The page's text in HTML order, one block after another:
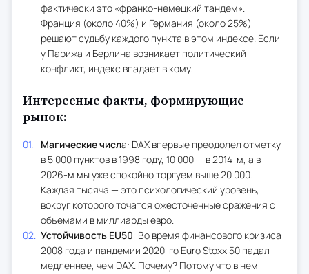
фактически это «франко-немецкий тандем».
Франция (около 40%) и Германия (около 25%)
решают судьбу каждого пункта в этом индексе. Если
у Парижа и Берлина возникает политический
конфликт, индекс впадает в кому.
Интересные факты, формирующие
рынок:
Магические числа: DAX впервые преодолел отметку
в 5 000 пунктов в 1998 году, 10 000 — в 2014-м, а в
2026-м мы уже спокойно торгуем выше 20 000.
Каждая тысяча — это психологический уровень,
вокруг которого точатся ожесточенные сражения с
объемами в миллиарды евро.
Устойчивость EU50: Во время финансового кризиса
2008 года и пандемии 2020-го Euro Stoxx 50 падал
медленнее, чем DAX. Почему? Потому что в нем